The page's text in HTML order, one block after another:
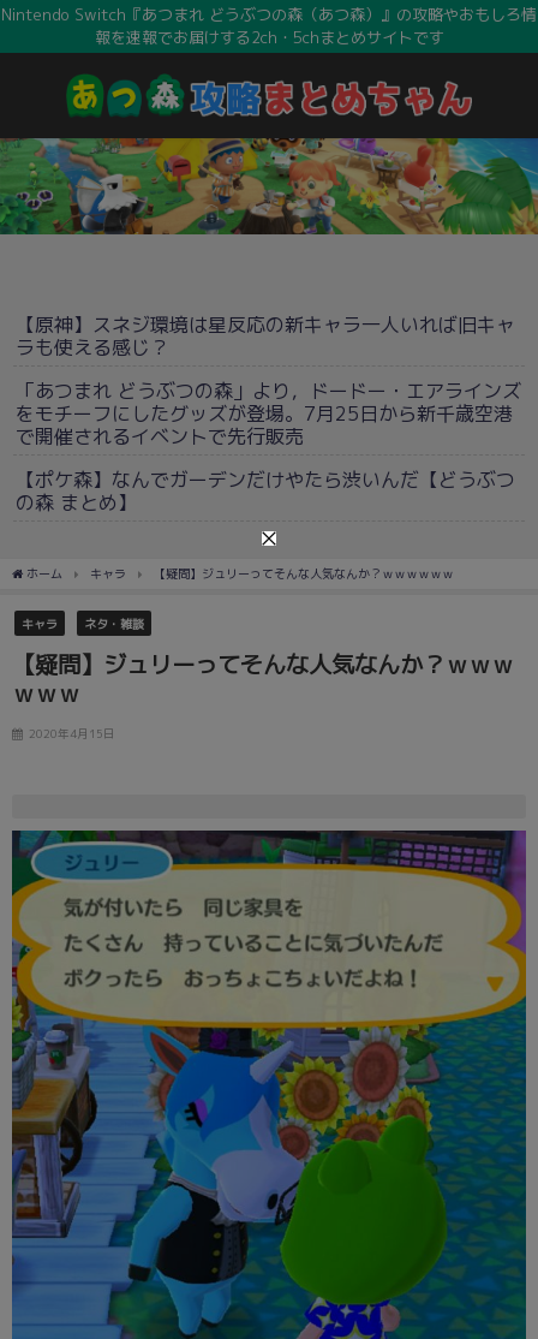
Nintendo Switch『あつまれ どうぶつの森（あつ森）』の攻略やおもしろ情
報を速報でお届けする2ch・5chまとめサイトです
【原神】スネジ環境は星反応の新キャラ一人いれば旧キャ
ラも使える感じ？
「あつまれ どうぶつの森」より，ドードー・エアラインズ
をモチーフにしたグッズが登場。7月25日から新千歳空港
で開催されるイベントで先行販売
【ポケ森】なんでガーデンだけやたら渋いんだ【どうぶつ
の森 まとめ】
ホーム キャラ 【疑問】ジュリーってそんな人気なんか？ｗｗｗｗｗｗ
キャラ ネタ・雑談
【疑問】ジュリーってそんな人気なんか？ｗｗｗ
ｗｗｗ
2020年4月15日